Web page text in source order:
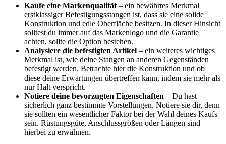
Kaufe eine Markenqualität – ein bewährtes Merkmal
erstklassiger Befestigungsstangen ist, dass sie eine solide
Konstruktion und edle Oberfläche besitzen. In dieser Hinsicht
solltest du immer auf das Markenlogo und die Garantie
achten, sollte die Option bestehen.
Analysiere die befestigten Artikel – ein weiteres wichtiges
Merkmal ist, wie deine Stangen an anderen Gegenständen
befestigt werden. Betrachte hier die Konstruktion und ob
diese deine Erwartungen übertreffen kann, indem sie mehr als
nur Halt verspricht.
Notiere deine bevorzugten Eigenschaften – Du hast
sicherlich ganz bestimmte Vorstellungen. Notiere sie dir, denn
sie sollten ein wesentlicher Faktor bei der Wahl deines Kaufs
sein. Rüstungsgüte, Anschlussgrößen oder Längen sind
hierbei zu erwähnen.